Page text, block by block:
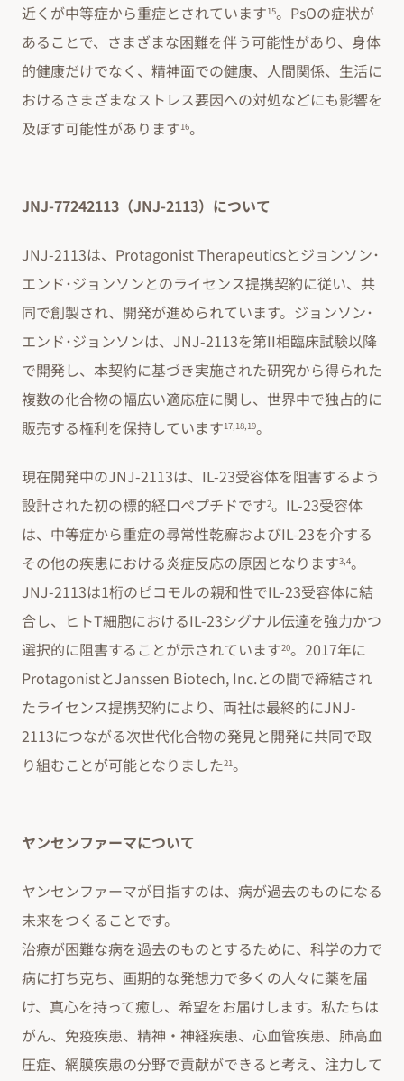
近くが中等症から重症とされています15。PsOの症状が
あることで、さまざまな困難を伴う可能性があり、身体
的健康だけでなく、精神面での健康、人間関係、生活に
おけるさまざまなストレス要因への対処などにも影響を
及ぼす可能性があります16。
JNJ-77242113（JNJ-2113）について
JNJ-2113は、Protagonist Therapeuticsとジョンソン･
エンド･ジョンソンとのライセンス提携契約に従い、共
同で創製され、開発が進められています。ジョンソン･
エンド･ジョンソンは、JNJ-2113を第II相臨床試験以降
で開発し、本契約に基づき実施された研究から得られた
複数の化合物の幅広い適応症に関し、世界中で独占的に
販売する権利を保持しています17,18,19。
現在開発中のJNJ-2113は、IL-23受容体を阻害するよう
設計された初の標的経口ペプチドです2。IL-23受容体
は、中等症から重症の尋常性乾癬およびIL-23を介する
その他の疾患における炎症反応の原因となります3,4。
JNJ-2113は1桁のピコモルの親和性でIL-23受容体に結
合し、ヒトT細胞におけるIL-23シグナル伝達を強力かつ
選択的に阻害することが示されています20。2017年に
ProtagonistとJanssen Biotech, Inc.との間で締結され
たライセンス提携契約により、両社は最終的にJNJ-
2113につながる次世代化合物の発見と開発に共同で取
り組むことが可能となりました21。
ヤンセンファーマについて
ヤンセンファーマが目指すのは、病が過去のものになる
未来をつくることです。
治療が困難な病を過去のものとするために、科学の力で
病に打ち克ち、画期的な発想力で多くの人々に薬を届
け、真心を持って癒し、希望をお届けします。私たちは
がん、免疫疾患、精神・神経疾患、心血管疾患、肺高血
圧症、網膜疾患の分野で貢献ができると考え、注力して